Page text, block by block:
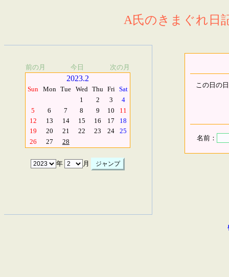
A氏のきまぐれ日
前の月 今日 次の月
2023.2
Sun Mon Tue Wed Thu Fri Sat
1
2 3
4
5
6 7 8 9 10
11
12
13 14 15 16 17
18
19
20 21 22 23 24
25
26
27 28
年 月
この日の
名前：